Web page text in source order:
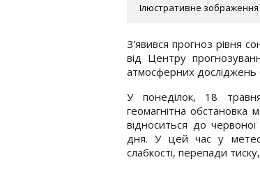
Ілюстративне
З'явився прогноз рівня
від Центру
атмосферних
У понеділок, 18
геомагнітна обстановка
відноситься до
дня. У цей час у
слабкості, перепади